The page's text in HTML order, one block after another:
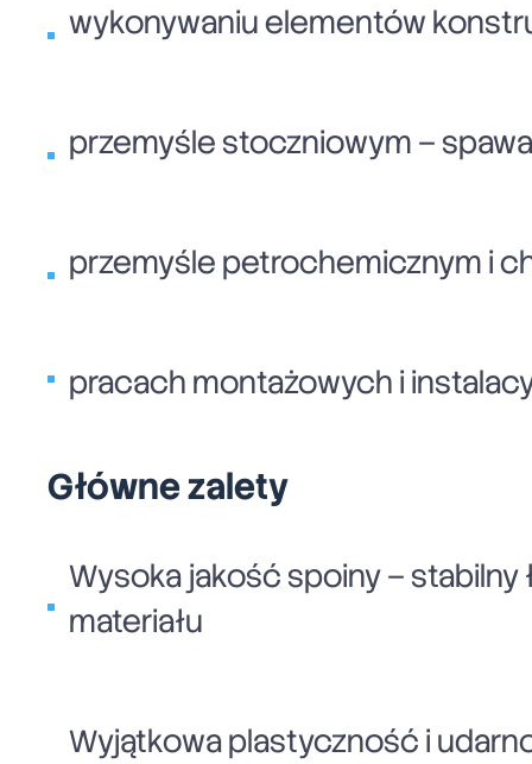
wykonywaniu elementów
przemyśle stoczniowym –
przemyśle petrochemicznym i
pracach montażowych i
Główne zalety
Wysoka jakość spoiny – stabilny
materiału
Wyjątkowa plastyczność i